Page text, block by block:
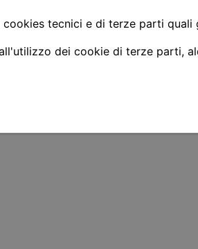
tecnici e di terze parti
dei cookie di terze parti,